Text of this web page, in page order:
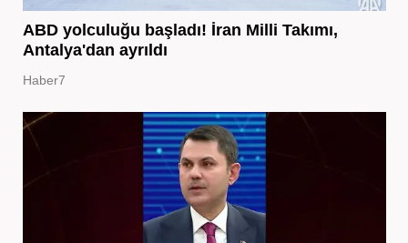
ABD yolculuğu başladı! İran Milli Takımı,
Antalya'dan ayrıldı
Haber7